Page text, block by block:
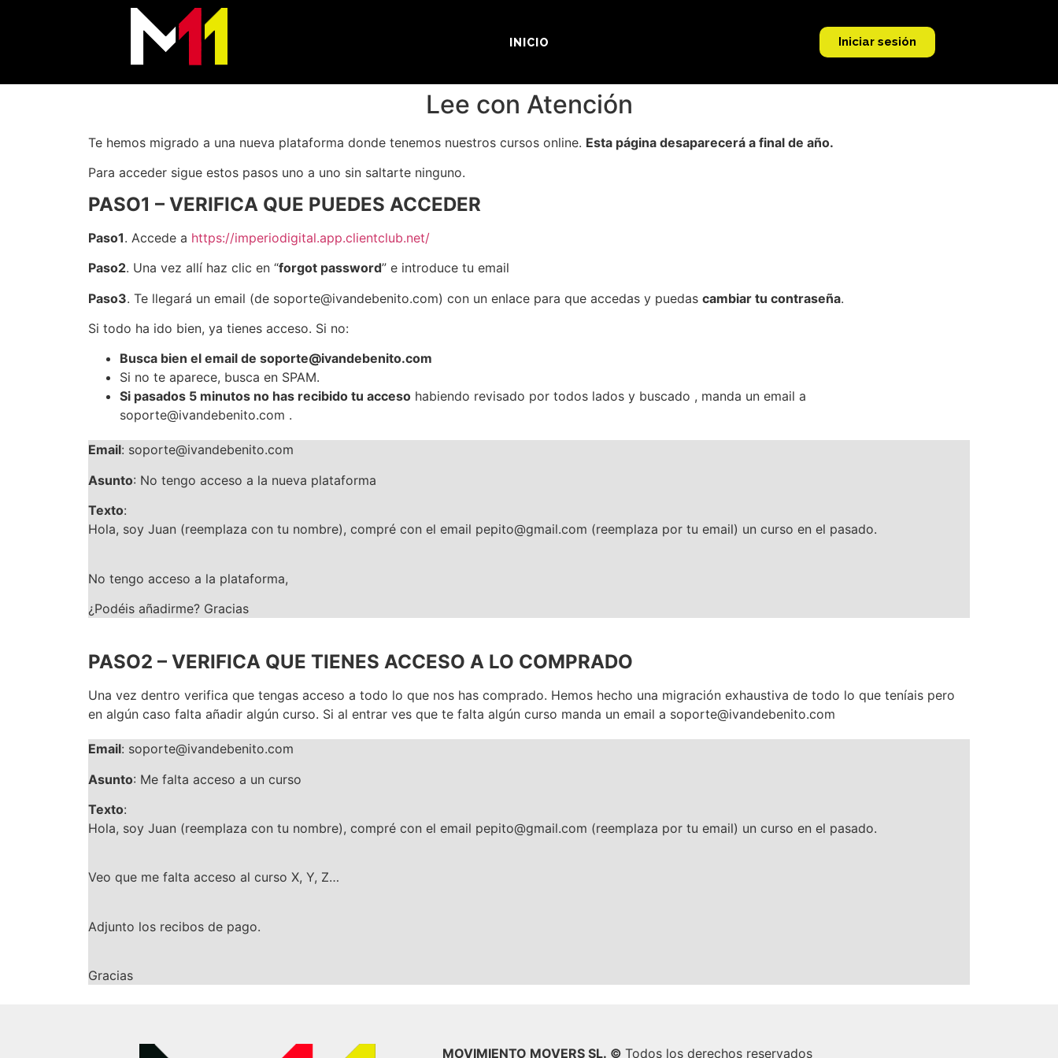
INICIO Iniciar sesión
Lee con Atención
Te hemos migrado a una nueva plataforma donde tenemos nuestros cursos online. Esta página desaparecerá a final de año.
Para acceder sigue estos pasos uno a uno sin saltarte ninguno.
PASO1 – VERIFICA QUE PUEDES ACCEDER
Paso1. Accede a https://imperiodigital.app.clientclub.net/
Paso2. Una vez allí haz clic en “forgot password” e introduce tu email
Paso3. Te llegará un email (de soporte@ivandebenito.com) con un enlace para que accedas y puedas cambiar tu contraseña.
Si todo ha ido bien, ya tienes acceso. Si no:
Busca bien el email de soporte@ivandebenito.com
Si no te aparece, busca en SPAM.
Si pasados 5 minutos no has recibido tu acceso habiendo revisado por todos lados y buscado , manda un email a
soporte@ivandebenito.com .
Email: soporte@ivandebenito.com
Asunto: No tengo acceso a la nueva plataforma
Texto:
Hola, soy Juan (reemplaza con tu nombre), compré con el email pepito@gmail.com (reemplaza por tu email) un curso en el pasado.
No tengo acceso a la plataforma,
¿Podéis añadirme? Gracias
PASO2 – VERIFICA QUE TIENES ACCESO A LO COMPRADO
Una vez dentro verifica que tengas acceso a todo lo que nos has comprado. Hemos hecho una migración exhaustiva de todo lo que teníais pero
en algún caso falta añadir algún curso. Si al entrar ves que te falta algún curso manda un email a soporte@ivandebenito.com
Email: soporte@ivandebenito.com
Asunto: Me falta acceso a un curso
Texto:
Hola, soy Juan (reemplaza con tu nombre), compré con el email pepito@gmail.com (reemplaza por tu email) un curso en el pasado.
Veo que me falta acceso al curso X, Y, Z…
Adjunto los recibos de pago.
Gracias
MOVIMIENTO MOVERS SL. © Todos los derechos reservados